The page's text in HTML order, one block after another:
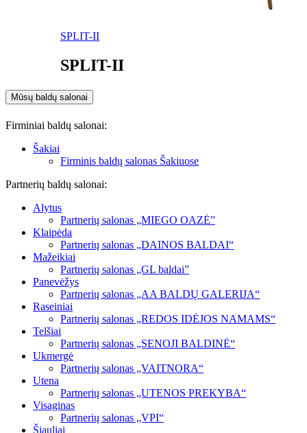
SPLIT-II
SPLIT-II
Mūsų baldų salonai
Firminiai baldų salonai:
Šakiai
Firminis baldų salonas Šakiuose
Partnerių baldų salonai:
Alytus
Partnerių salonas „MIEGO OAZĖ”
Klaipėda
Partnerių salonas „DAINOS BALDAI“
Mažeikiai
Partnerių salonas „GL baldai”
Panevėžys
Partnerių salonas „AA BALDŲ GALERIJA“
Raseiniai
Partnerių salonas „REDOS IDĖJOS NAMAMS“
Telšiai
Partnerių salonas „SENOJI BALDINĖ“
Ukmergė
Partnerių salonas „VAITNORA“
Utena
Partnerių salonas „UTENOS PREKYBA“
Visaginas
Partnerių salonas „VPI“
Šiauliai